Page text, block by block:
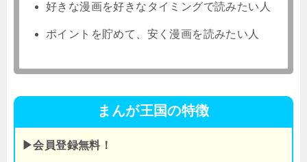
好きな漫画を好きなタイミングで読みたい人
ポイントを貯めて、安く漫画を読みたい人
まんが王国の特徴
▶会員登録無料！